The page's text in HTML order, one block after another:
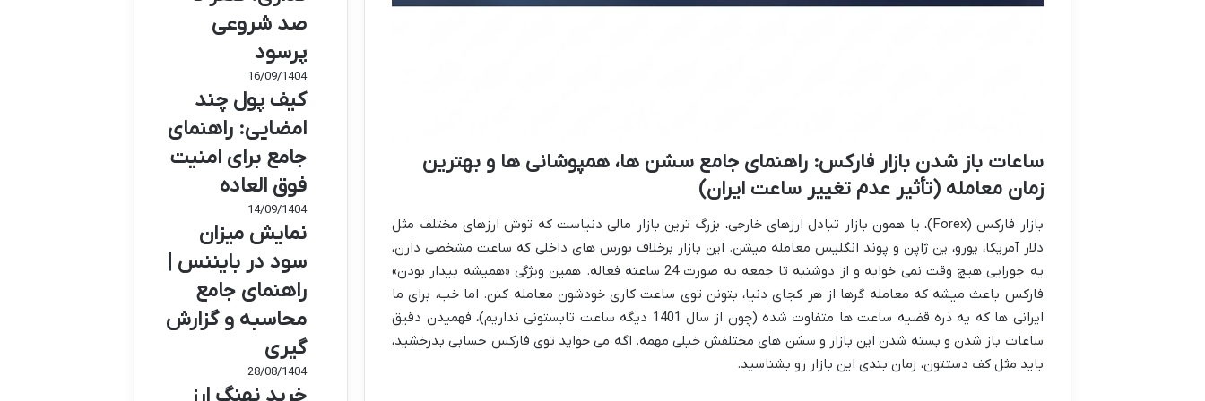
ساعات باز شدن بازار فارکس: راهنمای جامع سشن ها، همپوشانی ها و بهترین
زمان معامله (تأثیر عدم تغییر ساعت ایران)
بازار فارکس (Forex)، یا همون بازار تبادل ارزهای خارجی، بزرگ ترین بازار مالی دنیاست که توش ارزهای مختلف مثل
دلار آمریکا، یورو، ین ژاپن و پوند انگلیس معامله میشن. این بازار برخلاف بورس های داخلی که ساعت مشخصی دارن،
یه جورایی هیچ وقت نمی خوابه و از دوشنبه تا جمعه به صورت 24 ساعته فعاله. همین ویژگی «همیشه بیدار بودن»
فارکس باعث میشه که معامله گرها از هر کجای دنیا، بتونن توی ساعت کاری خودشون معامله کنن. اما خب، برای ما
ایرانی ها که یه ذره قضیه ساعت ها متفاوت شده (چون از سال 1401 دیگه ساعت تابستونی نداریم)، فهمیدن دقیق
ساعات باز شدن و بسته شدن این بازار و سشن های مختلفش خیلی مهمه. اگه می خواید توی فارکس حسابی بدرخشید،
باید مثل کف دستتون، زمان بندی این بازار رو بشناسید.
صد شروعی
پرسود
16/09/1404
کیف پول چند
امضایی: راهنمای
جامع برای امنیت
فوق العاده
14/09/1404
نمایش میزان
سود در بایننس |
راهنمای جامع
محاسبه و گزارش
گیری
28/08/1404
خرید نهنگ ارز